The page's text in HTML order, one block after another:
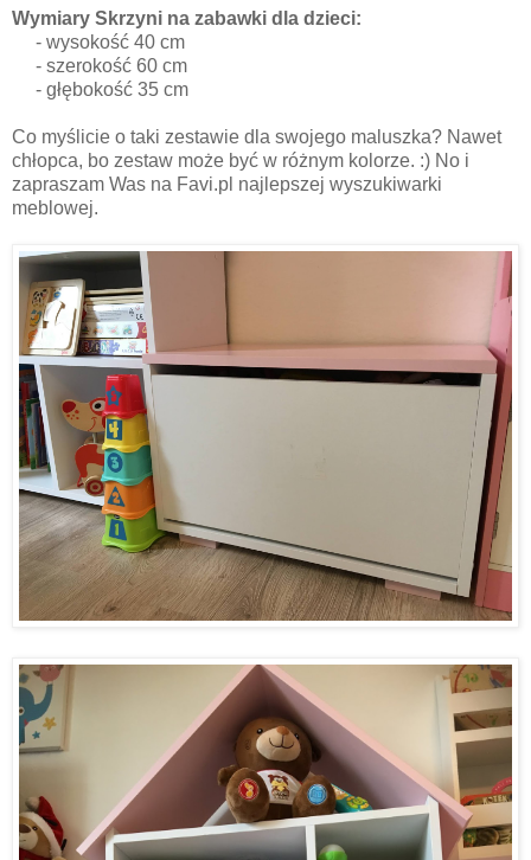
Wymiary Skrzyni na zabawki dla dzieci:
- wysokość 40 cm
- szerokość 60 cm
- głębokość 35 cm
Co myślicie o taki zestawie dla swojego maluszka? Nawet
chłopca, bo zestaw może być w różnym kolorze. :) No i
zapraszam Was na Favi.pl najlepszej wyszukiwarki
meblowej.